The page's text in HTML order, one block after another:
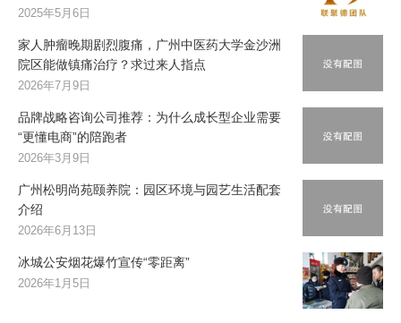
2025年5月6日
家人肿瘤晚期剧烈腹痛，广州中医药大学金沙洲
院区能做镇痛治疗？求过来人指点
2026年7月9日
品牌战略咨询公司推荐：为什么成长型企业需要
“更懂电商”的陪跑者
2026年3月9日
广州松明尚苑颐养院：园区环境与园艺生活配套
介绍
2026年6月13日
冰城公安烟花爆竹宣传“零距离”
2026年1月5日